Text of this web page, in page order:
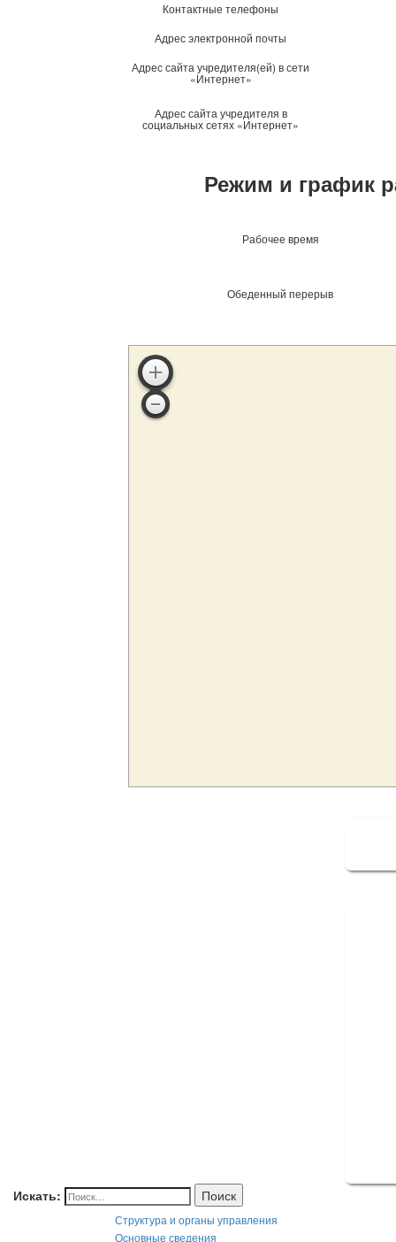
Контактные телефоны
Адрес электронной почты
Адрес сайта учредителя(ей) в сети
«Интернет»
Адрес сайта учредителя в
социальных сетях «Интернет»
Режим и график
Рабочее время
Обеденный перерыв
Искать: Поиск
Структура и органы управления
Основные сведения